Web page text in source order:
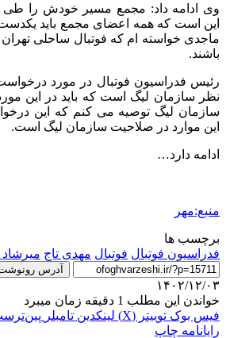
وی ادامه داد: مجمع مسیر خودش را
این است که همه اعضای مجمع باید یکدست
ماجدی خواسته ام که فوتبال ساحلی
باشند.
رئیس فدراسیون فوتبال در مورد
نظر سازمان لیگ است که باید در این
سازمان لیگ توصیه می کنم که این
این موارد در صلاحیت سازمان لیگ است.
ادامه دارد…
منبع:مهر
برچسب ها
فدراسیون فوتبال فوتبال مهدی تاج
آدرس
۱۴۰۲/۱۲/۰۳
خواندن این مطلب 1 دقیقه زمان میبرد
فیس بوک توییتر (X) لینکدین ‫تامبلر
رایانامه چاپ